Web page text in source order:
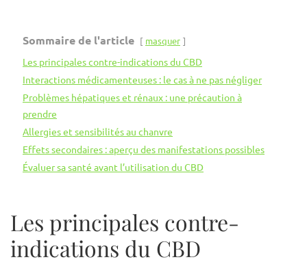
Sommaire de l'article masquer
Les principales contre-indications du CBD
Interactions médicamenteuses : le cas à ne pas négliger
Problèmes hépatiques et rénaux : une précaution à
prendre
Allergies et sensibilités au chanvre
Effets secondaires : aperçu des manifestations possibles
Évaluer sa santé avant l’utilisation du CBD
Les principales contre-
indications du CBD